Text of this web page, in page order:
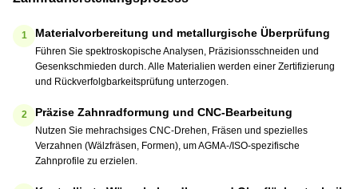
1 Materialvorbereitung und metallurgische Überprüfung
Führen Sie spektroskopische Analysen, Präzisionsschneiden und
Gesenkschmieden durch. Alle Materialien werden einer Zertifizierung
und Rückverfolgbarkeitsprüfung unterzogen.
2 Präzise Zahnradformung und CNC-Bearbeitung
Nutzen Sie mehrachsiges CNC-Drehen, Fräsen und spezielles
Verzahnen (Wälzfräsen, Formen), um AGMA-/ISO-spezifische
Zahnprofile zu erzielen.